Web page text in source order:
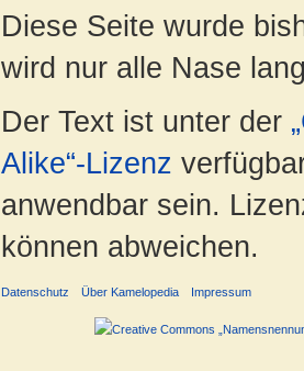
Diese Seite wurde
wird nur alle Nase
Der Text ist unter der
Alike“-Lizenz
anwendbar sein.
können abweichen.
Datenschutz Über Kamelopedia Impressum